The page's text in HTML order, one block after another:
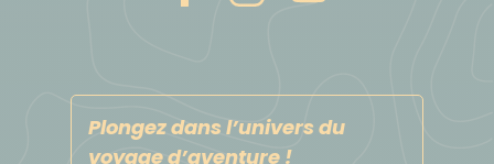
Plongez dans l’univers du
voyage d’aventure !